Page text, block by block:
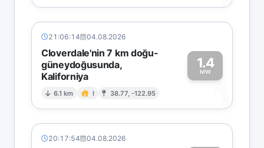
21:06:14 04.08.2026
Cloverdale'nin 7 km doğu-
güneydoğusunda,
Kaliforniya
6.1 km I 38.77, -122.95
1.4
MW
1
20:17:54 04.08.2026